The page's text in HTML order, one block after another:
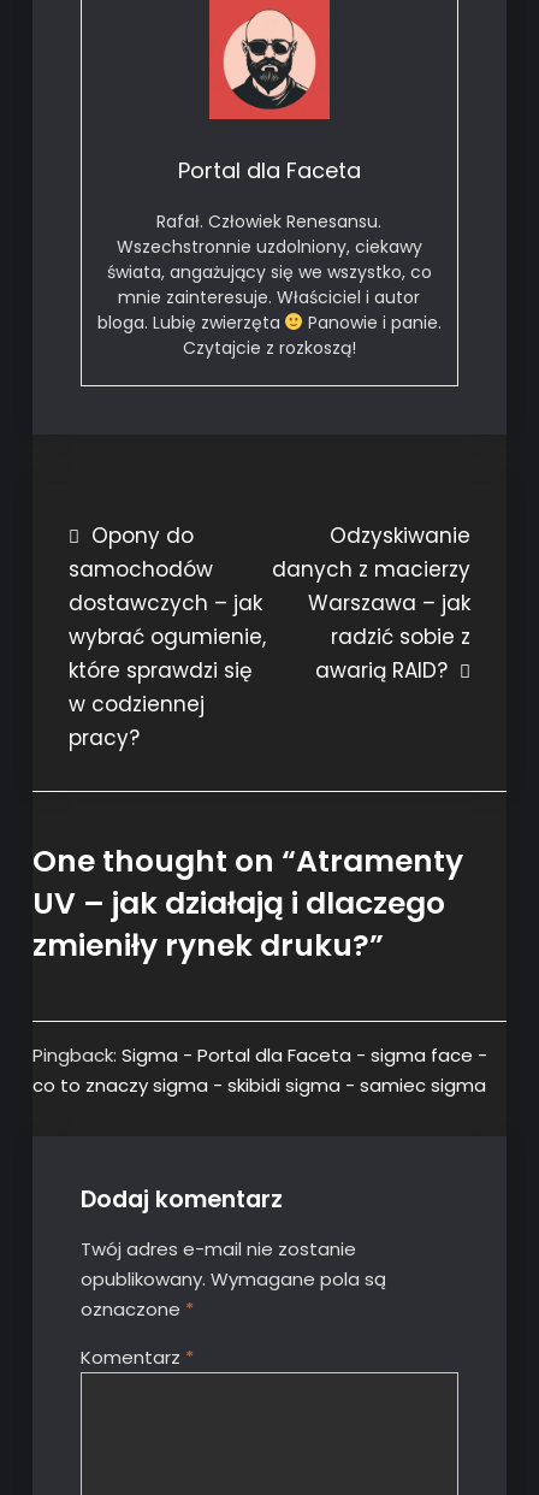
Portal dla Faceta
Rafał. Człowiek Renesansu.
Wszechstronnie uzdolniony, ciekawy
świata, angażujący się we wszystko, co
mnie zainteresuje. Właściciel i autor
bloga. Lubię zwierzęta
Panowie i panie.
Czytajcie z rozkoszą!
Nawigacja
wpisu
Opony do
samochodów
dostawczych – jak
wybrać ogumienie,
które sprawdzi się
w codziennej
pracy?
Odzyskiwanie
danych z macierzy
Warszawa – jak
radzić sobie z
awarią RAID?
One thought on “Atramenty
UV – jak działają i dlaczego
zmieniły rynek druku?”
Pingback: Sigma - Portal dla Faceta - sigma face -
co to znaczy sigma - skibidi sigma - samiec sigma
Dodaj komentarz
Twój adres e-mail nie zostanie
opublikowany. Wymagane pola są
oznaczone *
Komentarz *